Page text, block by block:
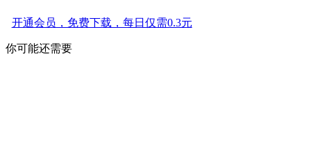
开通会员，免费下载，每日仅需0.3元
你可能还需要